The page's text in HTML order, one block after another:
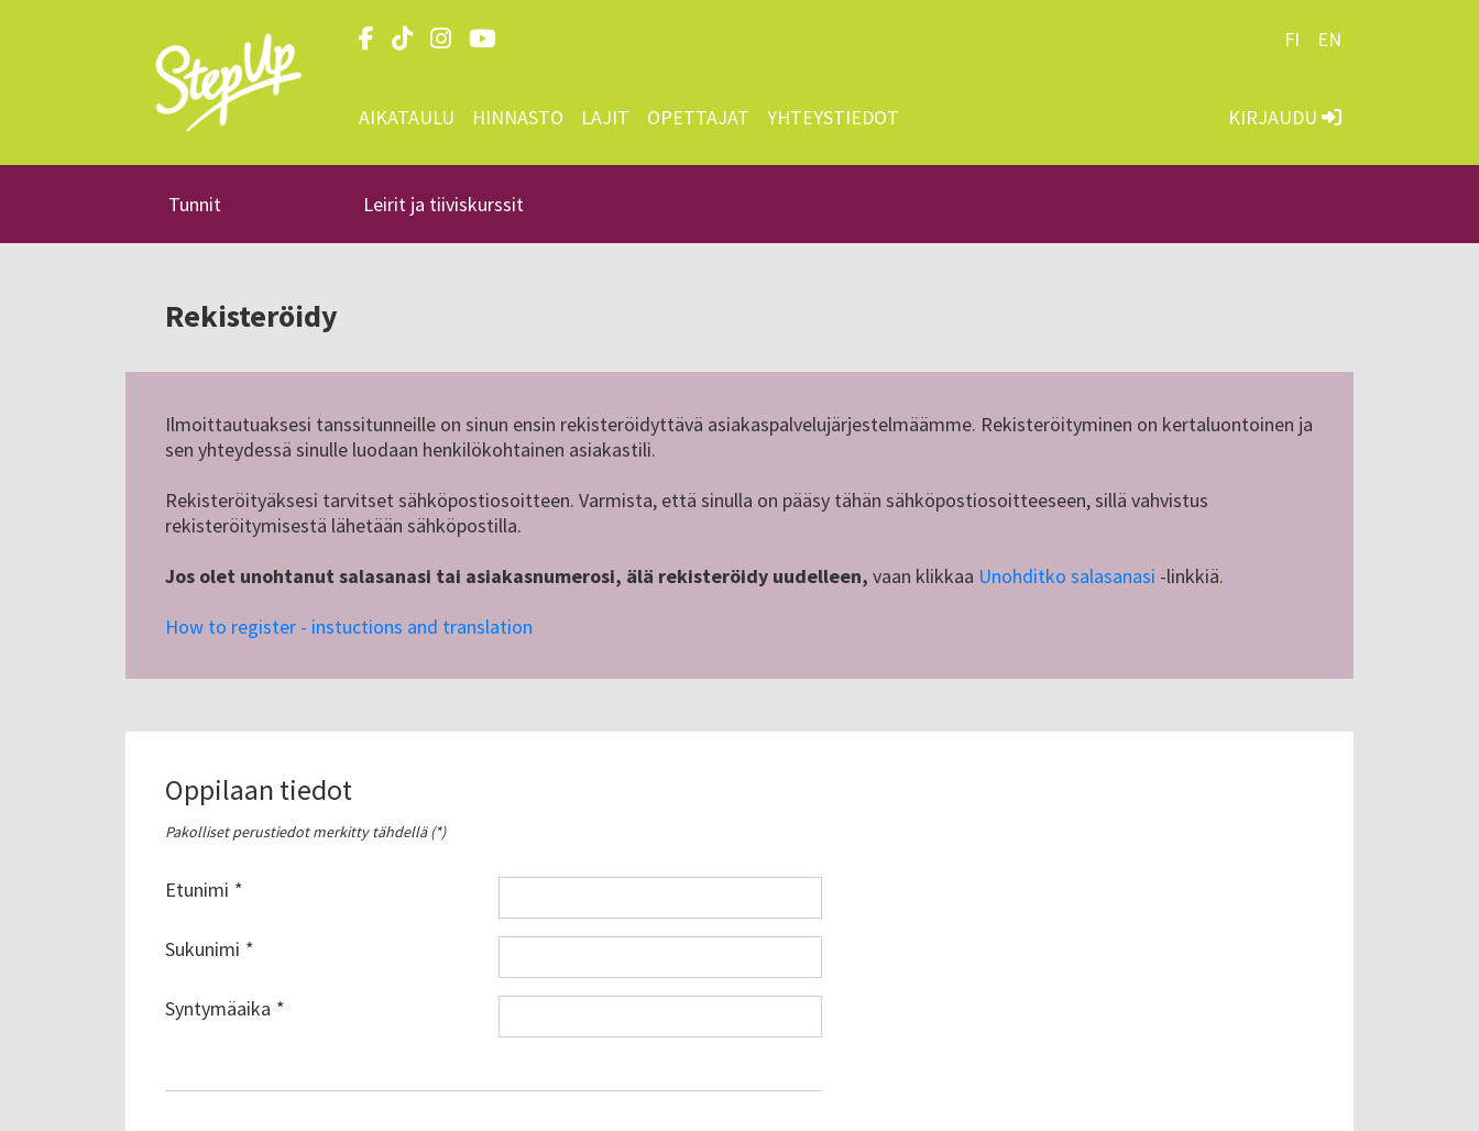
FI EN
AIKATAULU HINNASTO LAJIT OPETTAJAT YHTEYSTIEDOT KIRJAUDU
Tunnit Leirit ja tiiviskurssit
Rekisteröidy
Ilmoittautuaksesi tanssitunneille on sinun ensin rekisteröidyttävä asiakaspalvelujärjestelmäämme. Rekisteröityminen on kertaluontoinen ja
sen yhteydessä sinulle luodaan henkilökohtainen asiakastili.
Rekisteröityäksesi tarvitset sähköpostiosoitteen. Varmista, että sinulla on pääsy tähän sähköpostiosoitteeseen, sillä vahvistus
rekisteröitymisestä lähetään sähköpostilla.
Jos olet unohtanut salasanasi tai asiakasnumerosi, älä rekisteröidy uudelleen, vaan klikkaa Unohditko salasanasi -linkkiä.
How to register - instuctions and translation
Oppilaan tiedot
Pakolliset perustiedot merkitty tähdellä (*)
Etunimi
Sukunimi
Syntymäaika